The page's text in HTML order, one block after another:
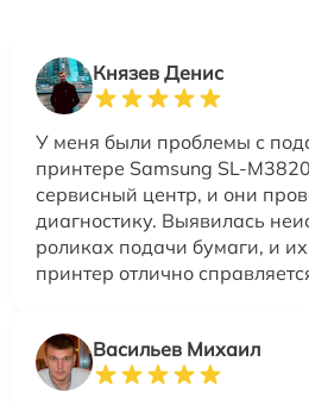
Князев Денис
У меня были проблемы с
принтере Samsung SL-
сервисный центр, и они
диагностику. Выявилась
роликах подачи бумаги, и
принтер отлично
Васильев Михаил